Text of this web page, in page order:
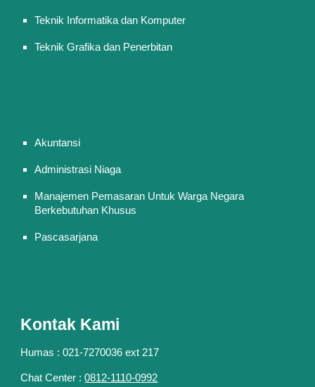
Teknik Informatika dan Komputer
Teknik Grafika dan Penerbitan
Akuntansi
Administrasi Niaga
Manajemen Pemasaran Untuk Warga Negara
Berkebutuhan Khusus
Pascasarjana
Kontak Kami
Humas : 021-7270036 ext 217
Chat Center : 0812-1110-0992